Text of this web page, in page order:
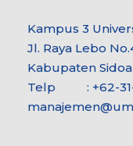
Kampus 3
Jl. Raya Lebo
Kabupaten
Telp : +62-31-